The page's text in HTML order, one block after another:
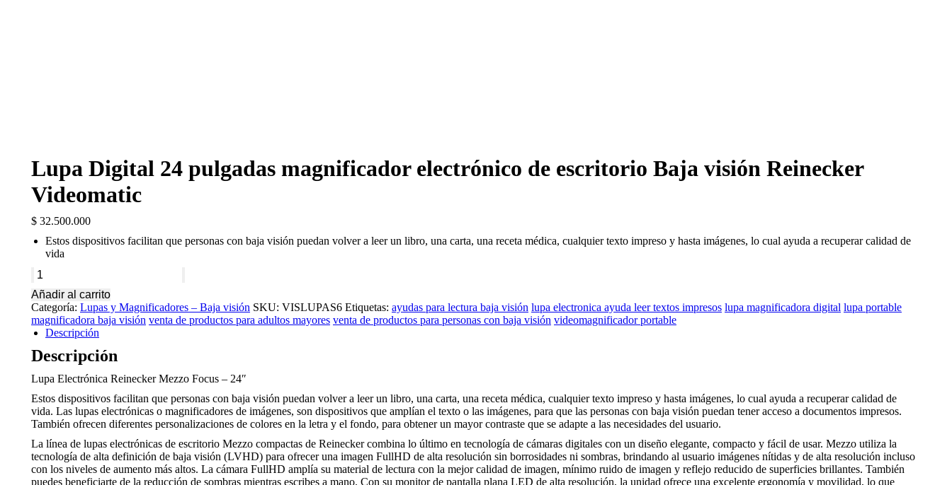
Lupa Digital 24 pulgadas magnificador electrónico de escritorio Baja visión Reinecker
Videomatic
$ 32.500.000
Estos dispositivos facilitan que personas con baja visión puedan volver a leer un libro, una carta, una receta médica, cualquier texto impreso y hasta imágenes, lo cual ayuda a recuperar calidad de
vida
Lupa
24
pulgadas
magnificador
electrónico
de
escritorio
Baja
visión
Reinecker
Videomatic
cantidad
Añadir al carrito
Categoría: Lupas y Magnificadores – Baja visión SKU: VISLUPAS6 Etiquetas: ayudas para lectura baja visión lupa electronica ayuda leer textos impresos lupa magnificadora digital lupa portable
magnificadora baja visión venta de productos para adultos mayores venta de productos para personas con baja visión videomagnificador portable
Descripción
Descripción
Lupa Electrónica Reinecker Mezzo Focus – 24″
Estos dispositivos facilitan que personas con baja visión puedan volver a leer un libro, una carta, una receta médica, cualquier texto impreso y hasta imágenes, lo cual ayuda a recuperar calidad de
vida. Las lupas electrónicas o magnificadores de imágenes, son dispositivos que amplían el texto o las imágenes, para que las personas con baja visión puedan tener acceso a documentos impresos.
También ofrecen diferentes personalizaciones de colores en la letra y el fondo, para obtener un mayor contraste que se adapte a las necesidades del usuario.
La línea de lupas electrónicas de escritorio Mezzo compactas de Reinecker combina lo último en tecnología de cámaras digitales con un diseño elegante, compacto y fácil de usar. Mezzo utiliza la
tecnología de alta definición de baja visión (LVHD) para ofrecer una imagen FullHD de alta resolución sin borrosidades ni sombras, brindando al usuario imágenes nítidas y de alta resolución incluso
con los niveles de aumento más altos. La cámara FullHD amplía su material de lectura con la mejor calidad de imagen, mínimo ruido de imagen y reflejo reducido de superficies brillantes. También
puedes beneficiarte de la reducción de sombras mientras escribes a mano. Con su monitor de pantalla plana LED de alta resolución, la unidad ofrece una excelente ergonomía y movilidad, lo que